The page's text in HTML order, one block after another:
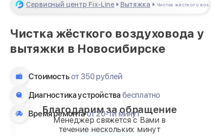
Сервисный центр Fix-Line Вытяжка Чистка жёсткого
Чистка жёсткого воздуховода у
вытяжки в Новосибирске
Стоимость от 350 рублей
Диагностика устройства бесплатно
Время ремонтаот 20-ти минут
Благодарим за обращение
Менеджер свяжется с Вами в
течение нескольких минут